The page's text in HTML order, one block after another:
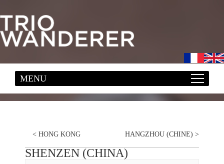
< HONG KONG HANGZHOU (CHINE) >
SHENZEN (CHINA)